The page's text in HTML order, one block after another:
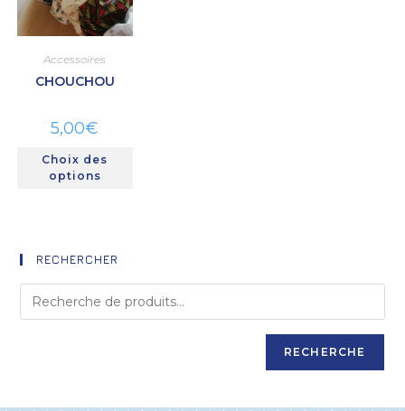
Accessoires
CHOUCHOU
5,00€
Choix des
options
RECHERCHER
RECHERCHE